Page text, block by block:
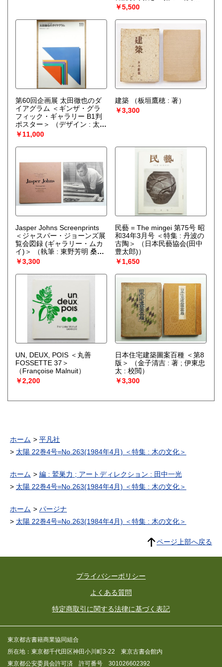
題字 : 横尾忠則）
￥5,500
第60回企画展 太田徹也のダ
イアグラム ＜ギンザ・グラ
フィック・ギャラリー B1判
ポスター＞
（デザイン : 太田
徹也）
￥11,000
建築
（板垣鷹穂 : 著）
￥3,300
Jasper Johns Screenprints
＜ジャスパー・ジョーンズ展
覧会図録 (ギャラリー・ムカ
イ)＞
（執筆 : 東野芳明 桑原
住雄 向井加寿枝）
￥3,300
民藝 = The mingei 第75号 昭
和34年3月号 ＜特集 : 丹波の
古陶＞
（日本民藝協会(田中
豊太郎)）
￥1,650
UN, DEUX, POIS ＜丸善
FOSSETTE 37＞
（Françoise Malnuit）
￥2,200
日本住宅建築圖案百種 ＜第8
版＞
（金子清吉 : 著 ; 伊東忠
太 : 校閲）
￥3,300
ホーム
平凡社
太陽 22巻4号=No.263(1984年4月) ＜特集 : 木の文化＞
ホーム
編 : 鷲巣力 ; アートディレクション : 田中一光
太陽 22巻4号=No.263(1984年4月) ＜特集 : 木の文化＞
ホーム
パージナ
太陽 22巻4号=No.263(1984年4月) ＜特集 : 木の文化＞
ページ上部へ戻る
プライバシーポリシー
よくある質問
特定商取引に関する法律に基づく表記
東京都古書籍商業協同組合
所在地：東京都千代田区神田小川町3-22 東京古書会館内
東京都公安委員会許可済 許可番号 301026602392